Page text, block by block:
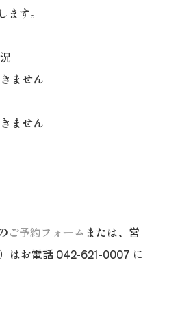
す。
ません
ません
ご予約フォーム または、営
はお電話 042-621-0007 に